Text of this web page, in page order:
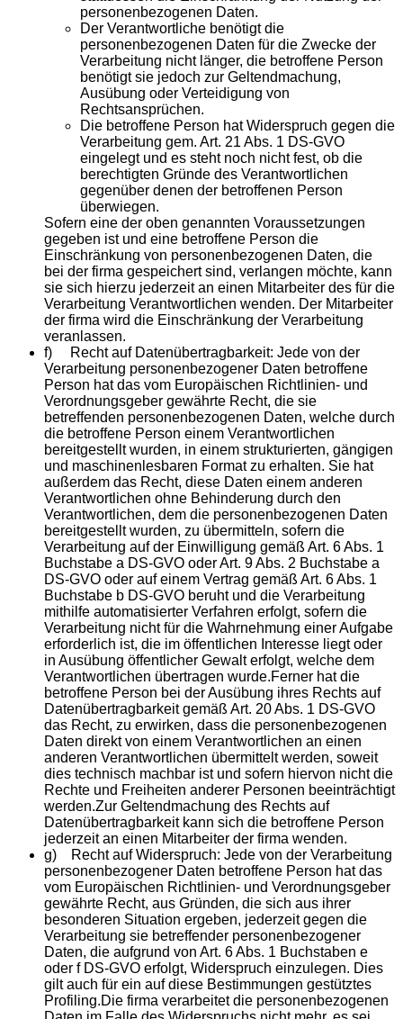
personenbezogenen Daten.
Der Verantwortliche benötigt die
personenbezogenen Daten für die Zwecke der
Verarbeitung nicht länger, die betroffene Person
benötigt sie jedoch zur Geltendmachung,
Ausübung oder Verteidigung von
Rechtsansprüchen.
Die betroffene Person hat Widerspruch gegen die
Verarbeitung gem. Art. 21 Abs. 1 DS-GVO
eingelegt und es steht noch nicht fest, ob die
berechtigten Gründe des Verantwortlichen
gegenüber denen der betroffenen Person
überwiegen.
Sofern eine der oben genannten Voraussetzungen
gegeben ist und eine betroffene Person die
Einschränkung von personenbezogenen Daten, die
bei der firma gespeichert sind, verlangen möchte, kann
sie sich hierzu jederzeit an einen Mitarbeiter des für die
Verarbeitung Verantwortlichen wenden. Der Mitarbeiter
der firma wird die Einschränkung der Verarbeitung
veranlassen.
f) Recht auf Datenübertragbarkeit: Jede von der
Verarbeitung personenbezogener Daten betroffene
Person hat das vom Europäischen Richtlinien- und
Verordnungsgeber gewährte Recht, die sie
betreffenden personenbezogenen Daten, welche durch
die betroffene Person einem Verantwortlichen
bereitgestellt wurden, in einem strukturierten, gängigen
und maschinenlesbaren Format zu erhalten. Sie hat
außerdem das Recht, diese Daten einem anderen
Verantwortlichen ohne Behinderung durch den
Verantwortlichen, dem die personenbezogenen Daten
bereitgestellt wurden, zu übermitteln, sofern die
Verarbeitung auf der Einwilligung gemäß Art. 6 Abs. 1
Buchstabe a DS-GVO oder Art. 9 Abs. 2 Buchstabe a
DS-GVO oder auf einem Vertrag gemäß Art. 6 Abs. 1
Buchstabe b DS-GVO beruht und die Verarbeitung
mithilfe automatisierter Verfahren erfolgt, sofern die
Verarbeitung nicht für die Wahrnehmung einer Aufgabe
erforderlich ist, die im öffentlichen Interesse liegt oder
in Ausübung öffentlicher Gewalt erfolgt, welche dem
Verantwortlichen übertragen wurde.Ferner hat die
betroffene Person bei der Ausübung ihres Rechts auf
Datenübertragbarkeit gemäß Art. 20 Abs. 1 DS-GVO
das Recht, zu erwirken, dass die personenbezogenen
Daten direkt von einem Verantwortlichen an einen
anderen Verantwortlichen übermittelt werden, soweit
dies technisch machbar ist und sofern hiervon nicht die
Rechte und Freiheiten anderer Personen beeinträchtigt
werden.Zur Geltendmachung des Rechts auf
Datenübertragbarkeit kann sich die betroffene Person
jederzeit an einen Mitarbeiter der firma wenden.
g) Recht auf Widerspruch: Jede von der Verarbeitung
personenbezogener Daten betroffene Person hat das
vom Europäischen Richtlinien- und Verordnungsgeber
gewährte Recht, aus Gründen, die sich aus ihrer
besonderen Situation ergeben, jederzeit gegen die
Verarbeitung sie betreffender personenbezogener
Daten, die aufgrund von Art. 6 Abs. 1 Buchstaben e
oder f DS-GVO erfolgt, Widerspruch einzulegen. Dies
gilt auch für ein auf diese Bestimmungen gestütztes
Profiling.Die firma verarbeitet die personenbezogenen